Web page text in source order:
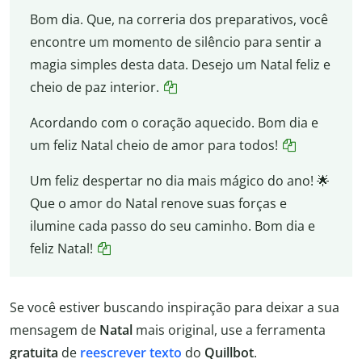
Bom dia. Que, na correria dos preparativos, você
encontre um momento de silêncio para sentir a
magia simples desta data. Desejo um Natal feliz e
cheio de paz interior.
Acordando com o coração aquecido. Bom dia e
um feliz Natal cheio de amor para todos!
Um feliz despertar no dia mais mágico do ano! 🌟
Que o amor do Natal renove suas forças e
ilumine cada passo do seu caminho. Bom dia e
feliz Natal!
Se você estiver buscando inspiração para deixar a sua
mensagem de Natal mais original, use a ferramenta
gratuita de reescrever texto do Quillbot.